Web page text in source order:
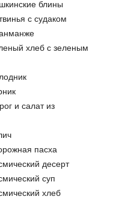
блины
с судаком
хлеб с зеленым
и салат из
пасха
десерт
суп
хлеб